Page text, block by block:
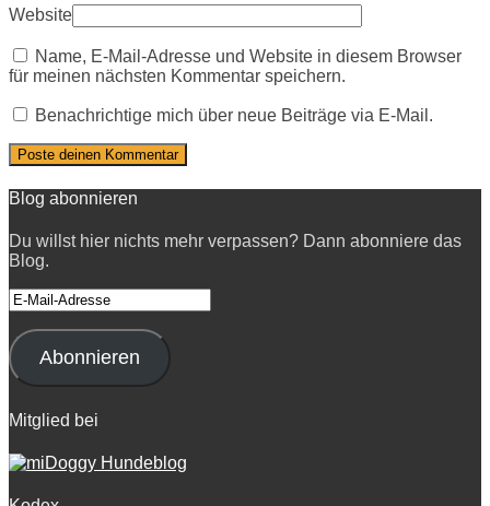
Website
Name, E-Mail-Adresse und Website in diesem Browser
für meinen nächsten Kommentar speichern.
Benachrichtige mich über neue Beiträge via E-Mail.
Blog abonnieren
Du willst hier nichts mehr verpassen? Dann abonniere das
Blog.
E-
Mail-
Adresse
Abonnieren
Mitglied bei